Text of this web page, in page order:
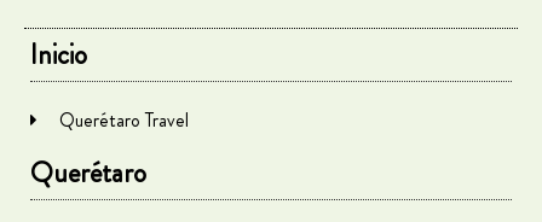
Inicio
Querétaro Travel
Querétaro